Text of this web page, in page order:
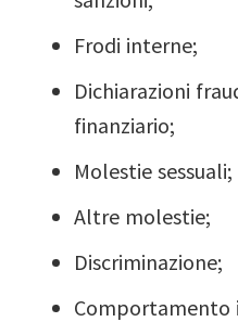
Frodi interne;
Dichiarazioni
finanziario;
Molestie sessuali;
Altre molestie;
Discriminazione;